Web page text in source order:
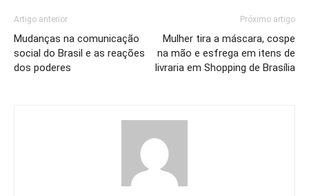
Artigo anterior
Mudanças na comunicação
social do Brasil e as reações
dos poderes
Próximo artigo
Mulher tira a máscara, cospe
na mão e esfrega em itens de
livraria em Shopping de Brasília